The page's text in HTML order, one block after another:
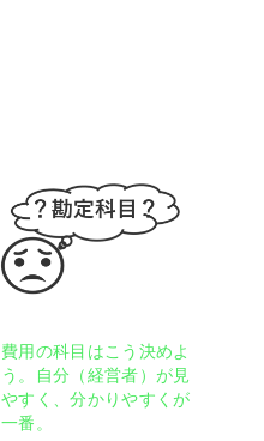
費用の科目はこう決めよ
う。自分（経営者）が見
やすく、分かりやすくが
一番。